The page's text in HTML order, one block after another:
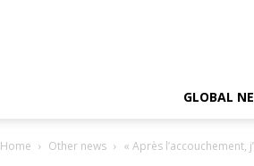
GLOBAL
Home Other news « Après l’accouchement,